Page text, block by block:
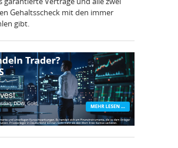
Gehaltsscheck mit den immer
gibt.